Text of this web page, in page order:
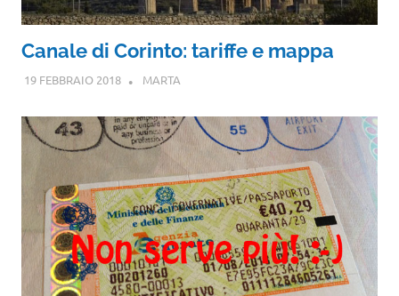
Canale di Corinto: tariffe e mappa
19 FEBBRAIO 2018 MARTA